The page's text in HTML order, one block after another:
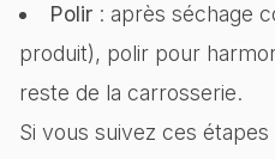
Polir: après séchage
produit), polir pour
reste de la carrosserie.
Si vous suivez ces